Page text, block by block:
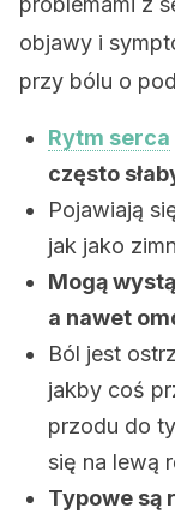
objawy i
przy bólu o
Rytm serca
często
Pojawiają
jak jako
Mogą
a nawet
Ból jest
jakby coś
przodu do
się na lewą
Typowe są